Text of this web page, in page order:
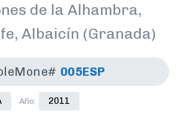
de la Alhambra,
Albaicín (Granada)
005ESP
Año: 2011